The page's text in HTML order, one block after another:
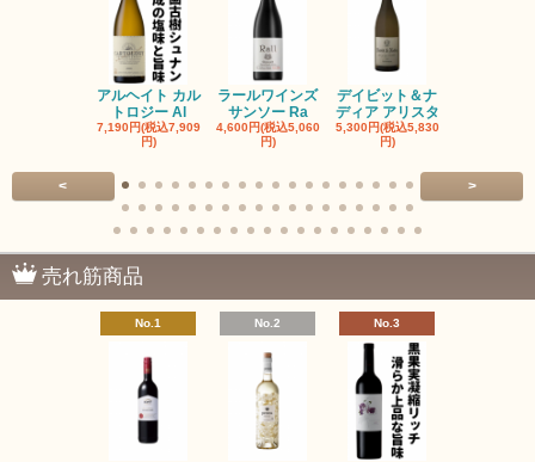
アルヘイト カル
トロジー Al
7,190円(税込7,909
円)
ラールワインズ
サンソー Ra
4,600円(税込5,060
円)
デイビット＆ナ
ディア アリスタ
5,300円(税込5,830
円)
< >
売れ筋商品
No.1 No.2 No.3